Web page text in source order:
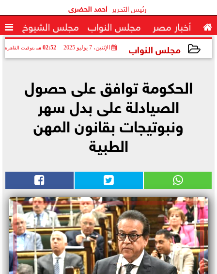
رئيس التحرير أحمد الحضرى
 أخبار مصر مجلس النواب مجلس الشيوخ 
مجلس النواب الإثنين، 7 يوليو 2025 02:52 مـ بتوقيت القاهرة
الحكومة توافق على حصول
الصيادلة على بدل سهر
ونبوتيجات بقانون المهن
الطبية